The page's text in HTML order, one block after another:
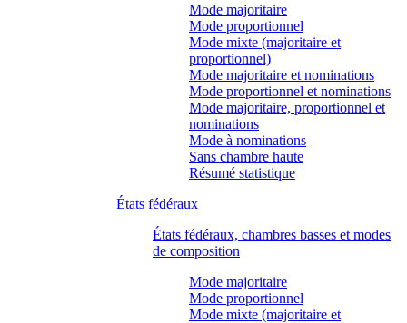
Mode majoritaire
Mode proportionnel
Mode mixte (majoritaire et
proportionnel)
Mode majoritaire et nominations
Mode proportionnel et nominations
Mode majoritaire, proportionnel et
nominations
Mode à nominations
Sans chambre haute
Résumé statistique
États fédéraux
États fédéraux, chambres basses et modes
de composition
Mode majoritaire
Mode proportionnel
Mode mixte (majoritaire et